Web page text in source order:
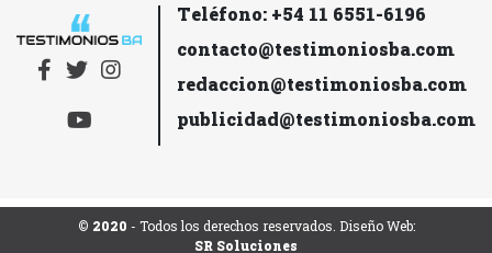
Teléfono: +54 11 6551-6196
contacto@testimoniosba.com
redaccion@testimoniosba.com
publicidad@testimoniosba.com
© 2020 - Todos los derechos reservados. Diseño Web:
SR Soluciones